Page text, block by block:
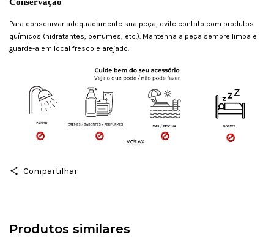
Conservação
Para consearvar adequadamente sua peça, evite contato com produtos
químicos (hidratantes, perfumes, etc.). Mantenha a peça sempre limpa e
guarde-a em local fresco e arejado.
Compartilhar
Produtos similares